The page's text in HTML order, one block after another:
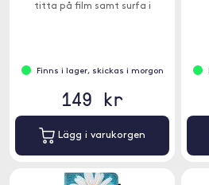
titta på film samt surfa i
Finns i lager, skickas i morgon
149 kr
Lägg i varukorgen